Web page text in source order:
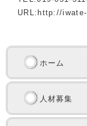
URL:http://
ホーム
人材募集